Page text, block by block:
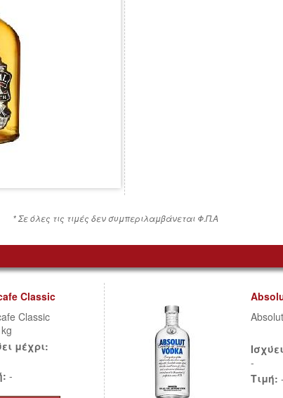
* Σε όλες τις τιμές δεν συμπεριλαμβάνεται Φ.Π.Α
Classic
Classic
μέχρι:
-
-
Τιμή: -